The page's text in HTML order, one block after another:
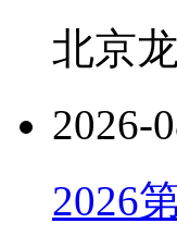
北京
2026-
2026